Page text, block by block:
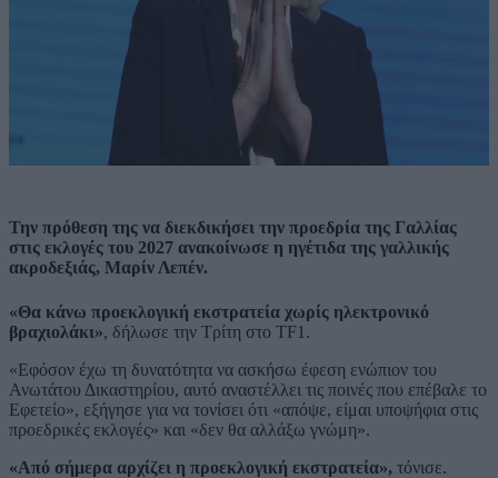
Την πρόθεση της να διεκδικήσει την προεδρία της Γαλλίας
στις εκλογές του 2027 ανακοίνωσε η ηγέτιδα της γαλλικής
ακροδεξιάς, Μαρίν Λεπέν.
«Θα κάνω προεκλογική εκστρατεία χωρίς ηλεκτρονικό
βραχιολάκι», δήλωσε την Τρίτη στο TF1.
«Εφόσον έχω τη δυνατότητα να ασκήσω έφεση ενώπιον του
Ανωτάτου Δικαστηρίου, αυτό αναστέλλει τις ποινές που επέβαλε το
Εφετείο», εξήγησε για να τονίσει ότι «απόψε, είμαι υποψήφια στις
προεδρικές εκλογές» και «δεν θα αλλάξω γνώμη».
«Από σήμερα αρχίζει η προεκλογική εκστρατεία», τόνισε.